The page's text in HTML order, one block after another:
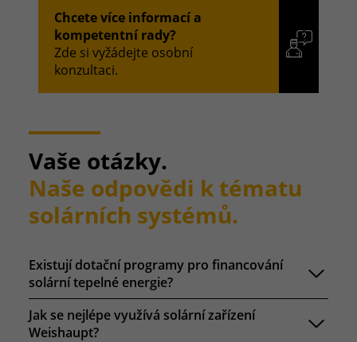
Chcete více informací a
kompetentní rady?
Zde si vyžádejte osobní
konzultaci.
Vaše otázky.
Naše odpovědi k tématu
solárních systémů.
Existují dotační programy pro financování
solární tepelné energie?
Jak se nejlépe využívá solární zařízení
Weishaupt?